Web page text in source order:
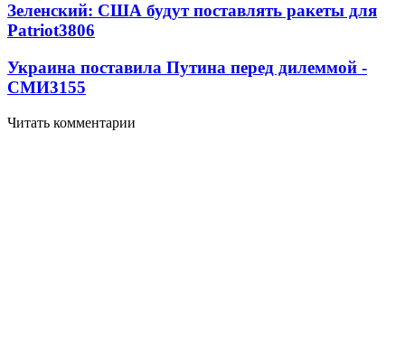
Зеленский: США будут поставлять ракеты для
Patriot3806
Украина поставила Путина перед дилеммой -
СМИ3155
Читать комментарии